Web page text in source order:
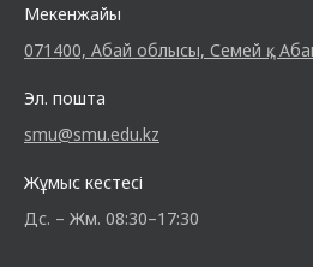
Мекенжайы
071400, Абай облысы, Семей қ.,
Эл. пошта
smu@smu.edu.kz
Жұмыс кестесі
Дс. – Жм. 08:30–17:30